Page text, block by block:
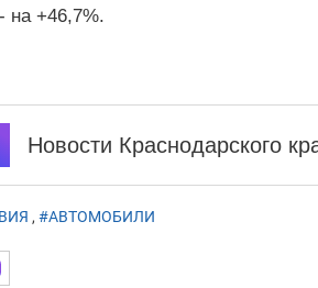
на +46,7%.
Новости Краснодарского
, #АВТОМОБИЛИ